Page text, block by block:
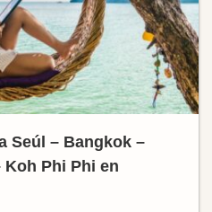
Seúl – Bangkok –
Koh Phi Phi en